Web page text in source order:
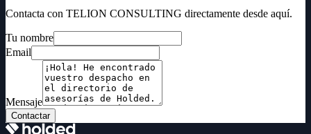
Contacta con TELION CONSULTING directamente desde aquí.
Tu nombre
Email
Mensaje
Contactar